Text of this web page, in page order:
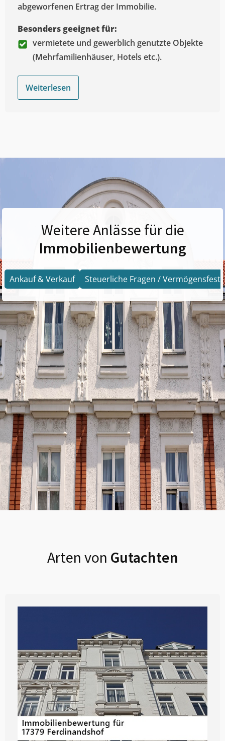
abgeworfenen Ertrag der Immobilie.
Besonders geeignet für:
vermietete und gewerblich genutzte Objekte
(Mehrfamilienhäuser, Hotels etc.).
Weiterlesen
Weitere Anlässe für die
Immobilienbewertung
Ankauf & Verkauf Steuerliche Fragen /
Arten von Gutachten